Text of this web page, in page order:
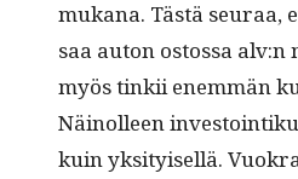
mukana. Tästä seu­raa,
saa auton ostossa
myös tin­kii enem­män
Näi­nolleen
kuin yksi­tyisel­lä.